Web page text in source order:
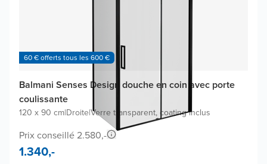
60 € offerts tous les 600 €
Balmani Senses Design douche en coin avec porte
coulissante
120 x 90 cm|Droite|Verre transparent, coating inclus
Prix conseillé 2.580,-
1.340,-